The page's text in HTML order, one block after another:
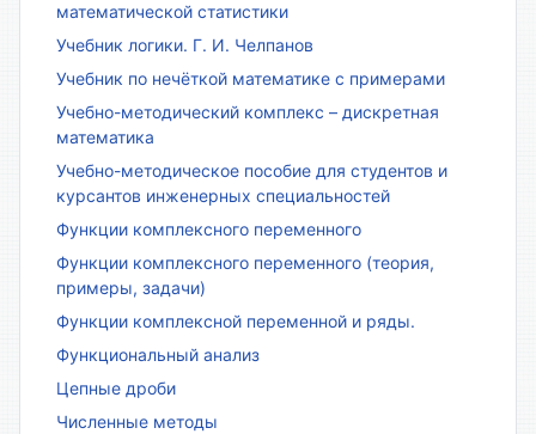
математической статистики
Учебник логики. Г. И. Челпанов
Учебник по нечёткой математике с примерами
Учебно-методический комплекс – дискретная
математика
Учебно-методическое пособие для студентов и
курсантов инженерных специальностей
Функции комплексного переменного
Функции комплексного переменного (теория,
примеры, задачи)
Функции комплексной переменной и ряды.
Функциональный анализ
Цепные дроби
Численные методы